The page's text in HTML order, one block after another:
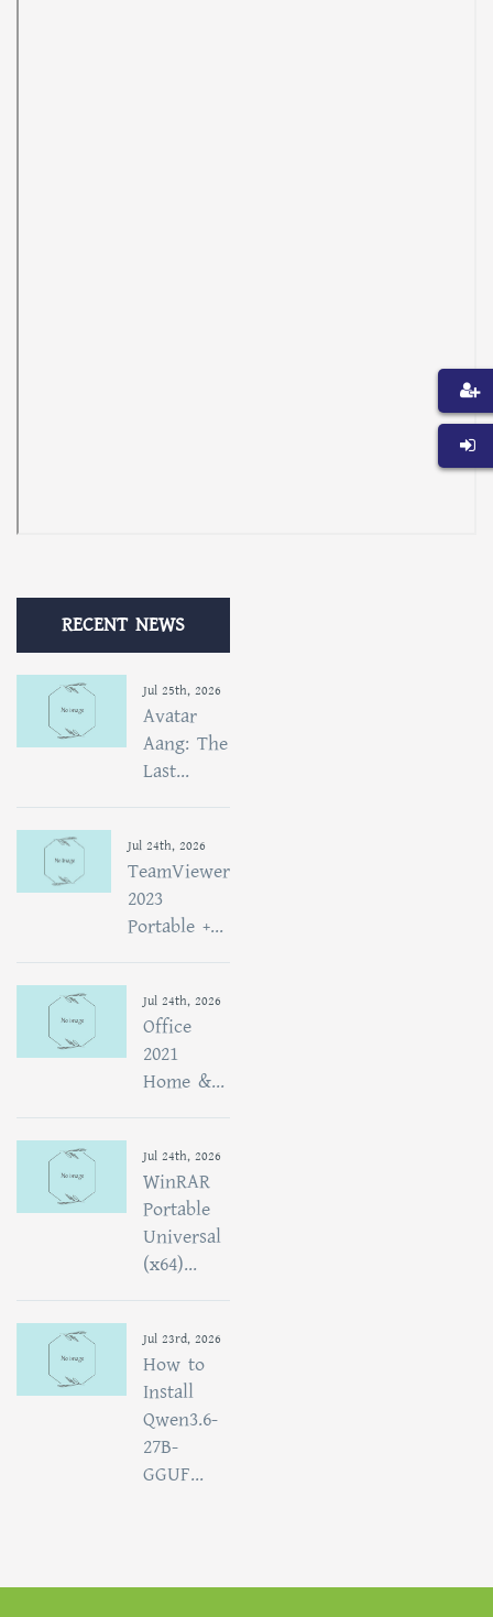
RECENT NEWS
Jul 25th, 2026
Avatar
Aang: The
Last...
Jul 24th, 2026
TeamViewer
2023
Portable +...
Jul 24th, 2026
Office
2021
Home &...
Jul 24th, 2026
WinRAR
Portable
Universal
(x64)...
Jul 23rd, 2026
How to
Install
Qwen3.6-
27B-
GGUF...